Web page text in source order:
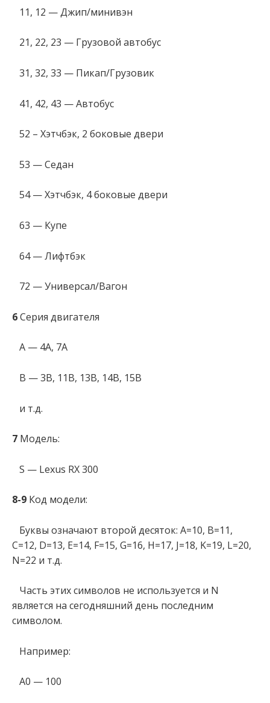
11, 12 — Джип/минивэн
21, 22, 23 — Грузовой автобус
31, 32, 33 — Пикап/Грузовик
41, 42, 43 — Автобус
52 – Хэтчбэк, 2 боковые двери
53 — Седан
54 — Хэтчбэк, 4 боковые двери
63 — Купе
64 — Лифтбэк
72 — Универсал/Вагон
6Серия двигателя
A — 4A, 7A
B — 3B, 11B, 13B, 14B, 15B
и т.д.
7 Модель:
S — Lexus RX 300
8-9 Код модели:
Буквы означают второй десяток: A=10, B=11,
C=12, D=13, E=14, F=15, G=16, H=17, J=18, K=19, L=20,
N=22 и т.д.
Часть этих символов не используется и N
является на сегодняшний день последним
символом.
Например:
A0 — 100